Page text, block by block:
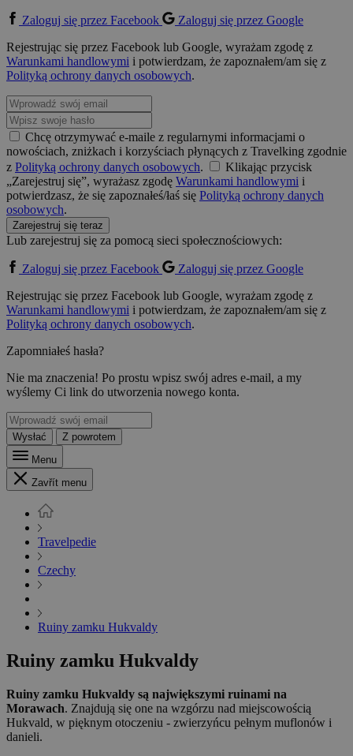
Zaloguj się przez Facebook
Zaloguj się przez Google
Rejestrując się przez Facebook lub Google, wyrażam zgodę z
Warunkami handlowymi i potwierdzam, że zapoznałem/am się z
Polityką ochrony danych osobowych.
Chcę otrzymywać e-maile z regularnymi informacjami o
nowościach, zniżkach i korzyściach płynących z Travelking zgodnie
z Polityką ochrony danych osobowych.
Klikając przycisk
„Zarejestruj się”, wyrażasz zgodę Warunkami handlowymi i
potwierdzasz, że się zapoznałeś/łaś się Polityką ochrony danych
osobowych.
Zarejestruj się teraz
Lub zarejestruj się za pomocą sieci społecznościowych:
Zaloguj się przez Facebook
Zaloguj się przez Google
Rejestrując się przez Facebook lub Google, wyrażam zgodę z
Warunkami handlowymi i potwierdzam, że zapoznałem/am się z
Polityką ochrony danych osobowych.
Zapomniałeś hasła?
Nie ma znaczenia! Po prostu wpisz swój adres e-mail, a my
wyślemy Ci link do utworzenia nowego konta.
Wysłać
Z powrotem
Menu
Zavřít menu
Travelpedie
Czechy
Ruiny zamku Hukvaldy
Ruiny zamku Hukvaldy
Ruiny zamku Hukvaldy są największymi ruinami na
Morawach. Znajdują się one na wzgórzu nad miejscowością
Hukvald, w pięknym otoczeniu - zwierzyńcu pełnym muflonów i
danieli.